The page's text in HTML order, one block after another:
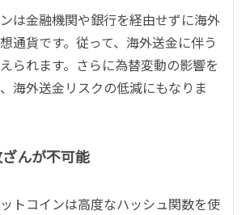
は金融機関や銀行を経由せずに海外
通貨です。従って、海外送金に伴う
られます。さらに為替変動の影響を
海外送金リスクの低減にもなりま
んが不可能
トコインは高度なハッシュ関数を使